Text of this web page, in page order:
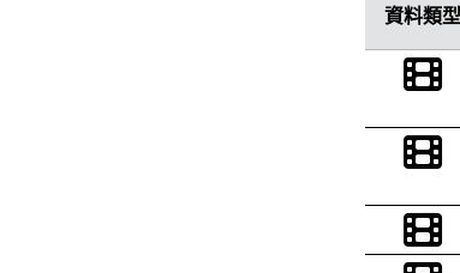
資料類型